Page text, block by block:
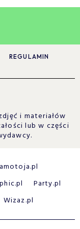
REGULAMIN
i materiałów
lub w części
Party.pl
Wizaz.pl